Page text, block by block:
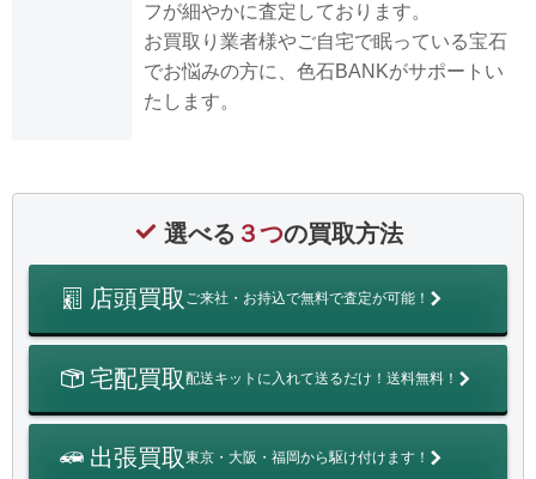
フが細やかに査定しております。
お買取り業者様やご自宅で眠っている宝石
でお悩みの方に、色石BANKがサポートい
たします。
選べる ３つの買取方法
店頭買取 ご来社・お持込で無料で査定が可能！
宅配買取配送キットに入れて送るだけ！送料無料！
出張買取東京・大阪・福岡から駆け付けます！